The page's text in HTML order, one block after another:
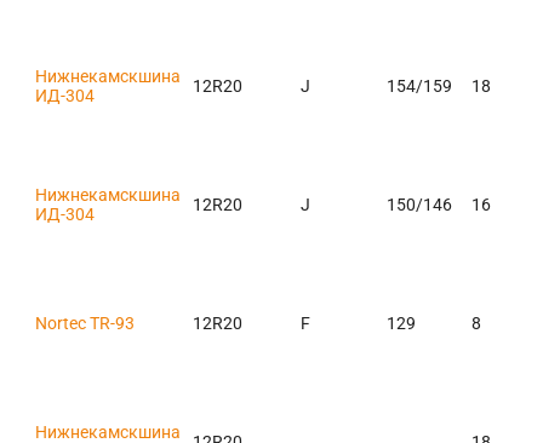
Нижнекамскшина
ИД-304
12R20 J 154/159 18
Нижнекамскшина
ИД-304
12R20 J 150/146 16
Nortec TR-93 12R20 F 129 8
Нижнекамскшина